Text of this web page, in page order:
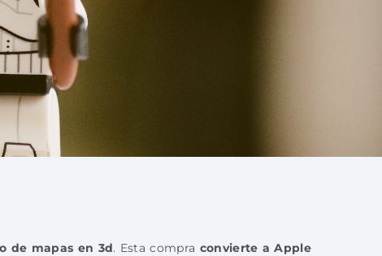
de mapas en 3d. Esta compra convierte a Apple